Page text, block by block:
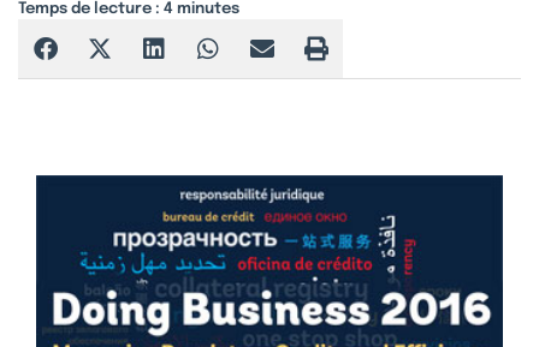
Temps de lecture : 4 minutes